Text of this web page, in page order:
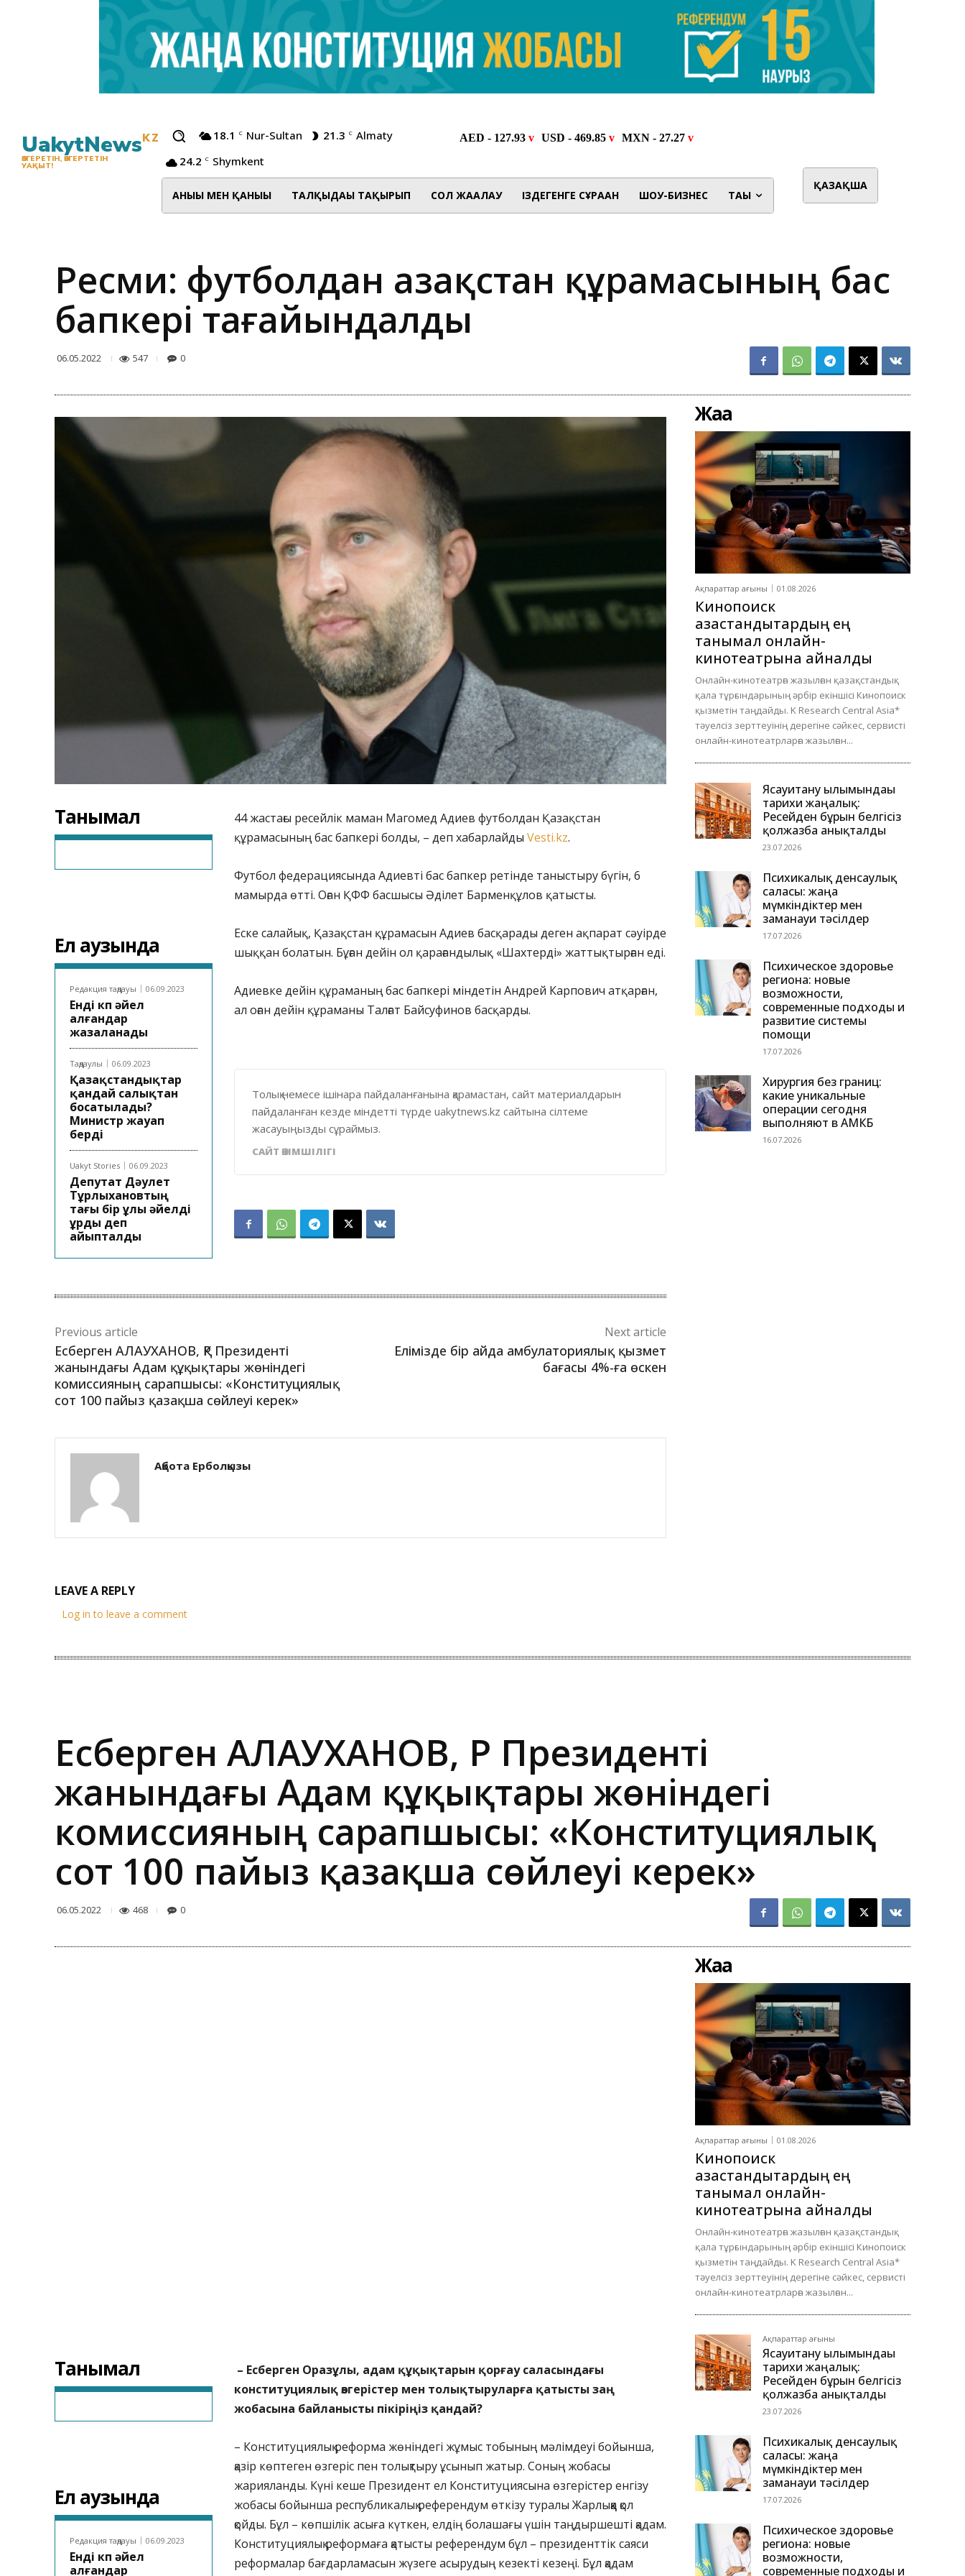
UakytNewsKZ
ӨЗГЕРЕТІН, ӨЗГЕРТЕТІН
УАҚЫТ!
18.1 C Nur-Sultan 21.3 C Almaty
24.2 C Shymkent
АНЫҒЫ МЕН ҚАНЫҒЫ ТАЛҚЫДАҒЫ ТАҚЫРЫП СОЛ ЖАҒАЛАУ ІЗДЕГЕНГЕ СҰРАҒАН ШОУ-БИЗНЕС ТАҒЫ
ҚАЗАҚША
Ресми: футболдан Қазақстан құрамасының бас
бапкері тағайындалды
06.05.2022 547 0
Танымал
Ел аузында
Редакция таңдауы 06.09.2023
Енді көп әйел
алғандар
жазаланады
Таңдаулы 06.09.2023
Қазақстандықтар
қандай салықтан
босатылады?
Министр жауап
берді
Uakyt Stories 06.09.2023
Депутат Дәулет
Тұрлыхановтың
тағы бір ұлы әйелді
ұрды деп
айыпталды
44 жастағы ресейлік маман Магомед Адиев футболдан Қазақстан
құрамасының бас бапкері болды, – деп хабарлайды Vesti.kz.
Футбол федерациясында Адиевті бас бапкер ретінде таныстыру бүгін, 6
мамырда өтті. Оған ҚФФ басшысы Әділет Барменқұлов қатысты.
Еске салайық, Қазақстан құрамасын Адиев басқарады деген ақпарат сәуірде
шыққан болатын. Бұған дейін ол қарағандылық «Шахтерді» жаттықтырған еді.
Адиевке дейін құраманың бас бапкері міндетін Андрей Карпович атқарған,
ал оған дейін құраманы Талғат Байсуфинов басқарды.
Толық немесе ішінара пайдаланғанына қарамастан, сайт материалдарын
пайдаланған кезде міндетті түрде uakytnews.kz сайтына сілтеме
жасауыңызды сұраймыз.
САЙТ ӘКІМШІЛІГІ
Previous article
Есберген АЛАУХАНОВ, ҚР Президенті
жанындағы Адам құқықтары жөніндегі
комиссияның сарапшысы: «Конституциялық
сот 100 пайыз қазақша сөйлеуі керек»
Next article
Елімізде бір айда амбулаториялық қызмет
бағасы 4%-ға өскен
Ақбота Ерболқызы
LEAVE A REPLY
Log in to leave a comment
Жаңа
Ақпараттар ағыны 01.08.2026
Кинопоиск
қазақстандықтардың ең
танымал онлайн-
кинотеатрына айналды
Онлайн-кинотеатрға жазылған қазақстандық
қала тұрғындарының әрбір екіншісі Кинопоиск
қызметін таңдайды. K Research Central Asia*
тәуелсіз зерттеуінің дерегіне сәйкес, сервисті
онлайн-кинотеатрларға жазылған...
Ясауитану ғылымындағы
тарихи жаңалық:
Ресейден бұрын белгісіз
қолжазба анықталды
23.07.2026
Психикалық денсаулық
саласы: жаңа
мүмкіндіктер мен
заманауи тәсілдер
17.07.2026
Психическое здоровье
региона: новые
возможности,
современные подходы и
развитие системы
помощи
17.07.2026
Хирургия без границ:
какие уникальные
операции сегодня
выполняют в АМКБ
16.07.2026